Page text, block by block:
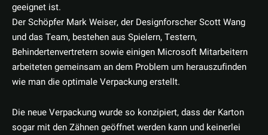
geeignet ist.
Der Schöpfer Mark Weiser, der Designforscher Scott Wang
und das Team, bestehen aus Spielern, Testern,
Behindertenvertretern sowie einigen Microsoft Mitarbeitern
arbeiteten gemeinsam an dem Problem um herauszufinden
wie man die optimale Verpackung erstellt.
Die neue Verpackung wurde so konzipiert, dass der Karton
sogar mit den Zähnen geöffnet werden kann und keinerlei